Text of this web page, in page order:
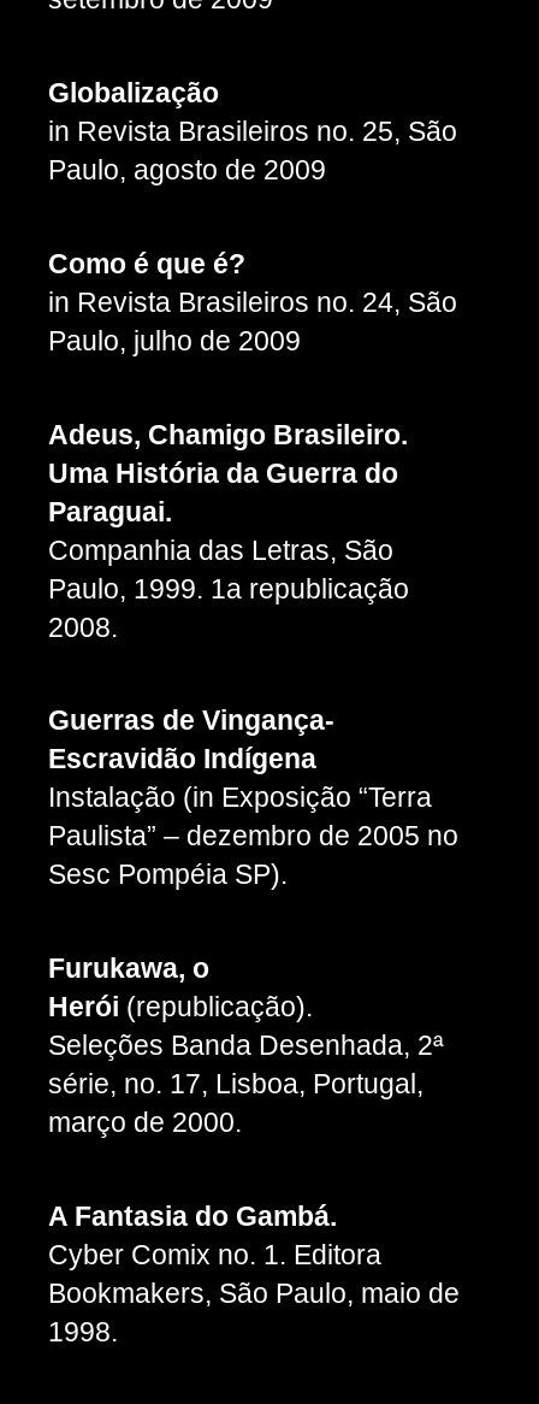
Globalização
in Revista Brasileiros no. 25, São
Paulo, agosto de 2009
Como é que é?
in Revista Brasileiros no. 24, São
Paulo, julho de 2009
Adeus, Chamigo Brasileiro.
Uma História da Guerra do
Paraguai.
Companhia das Letras, São
Paulo, 1999. 1a republicação
2008.
Guerras de Vingança-
Escravidão Indígena
Instalação (in Exposição “Terra
Paulista” – dezembro de 2005 no
Sesc Pompéia SP).
Furukawa, o
Herói (republicação).
Seleções Banda Desenhada, 2ª
série, no. 17, Lisboa, Portugal,
março de 2000.
A Fantasia do Gambá.
Cyber Comix no. 1. Editora
Bookmakers, São Paulo, maio de
1998.